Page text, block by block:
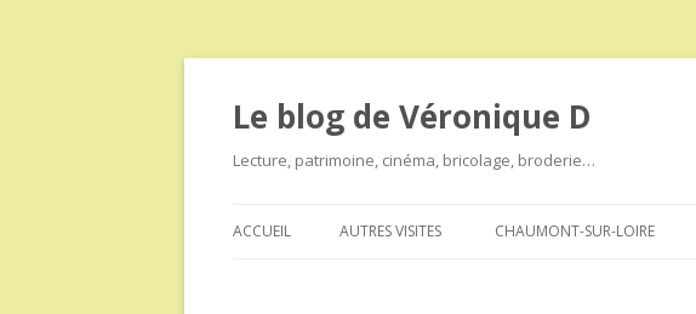
Le blog de Véronique D
Lecture, patrimoine, cinéma, bricolage, broderie…
ACCUEIL AUTRES VISITES CHAUMONT-SUR-LOIRE